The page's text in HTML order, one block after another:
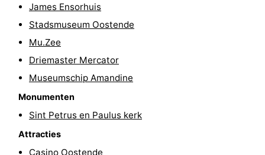
Steden
Natuur
Sporten
Zwembaden
Fietsen
James Ensorhuis
Stadsmuseum Oostende
Mu.Zee
Driemaster Mercator
Museumschip Amandine
Monumenten
Sint Petrus en Paulus kerk
Attracties
Casino Oostende